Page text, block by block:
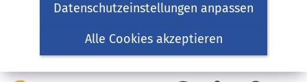
Datenschutzeinstellungen anpassen
Alle Cookies akzeptieren